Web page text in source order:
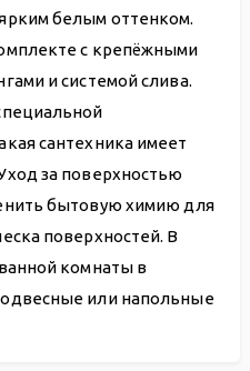
белым оттенком.
с крепёжными
и системой слива.
сантехника имеет
за поверхностью
бытовую химию для
поверхностей. В
комнаты в
или напольные